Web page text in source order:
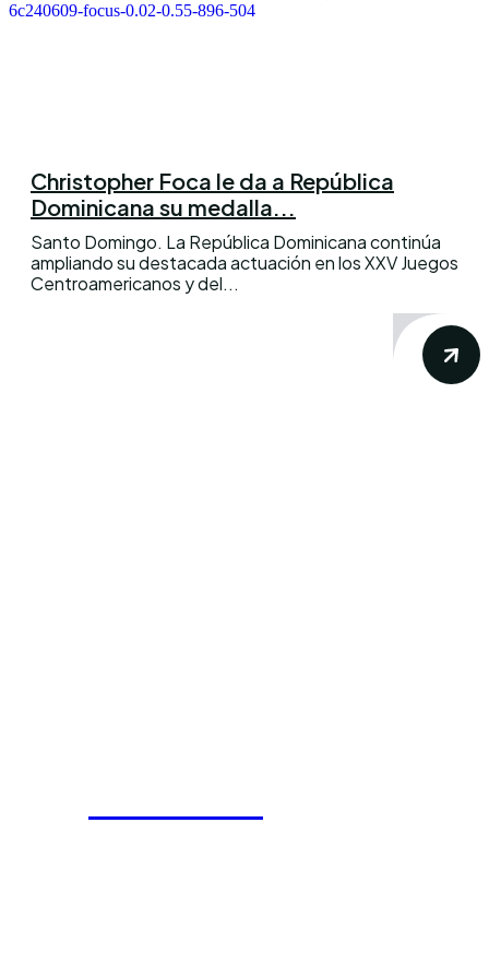
Christopher Foca le da a República
Dominicana su medalla...
Santo Domingo. La República Dominicana continúa
ampliando su destacada actuación en los XXV Juegos
Centroamericanos y del...